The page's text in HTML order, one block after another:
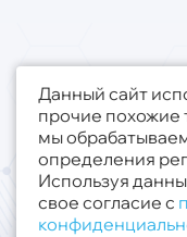
Публичная оферта
Политика
© 2019 - 2026 ООО
Все права
Данный сайт
прочие похожие
мы
определения
Используя
свое согласие с